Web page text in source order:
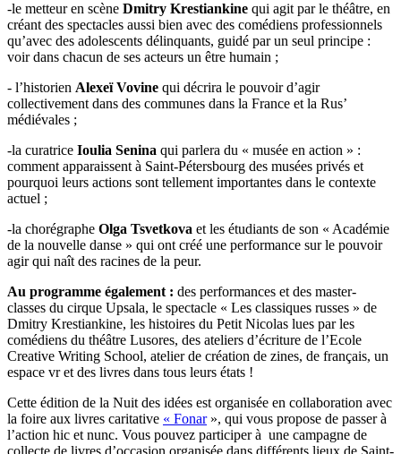
-le metteur en scène Dmitry Krestiankine qui agit par le théâtre, en
créant des spectacles aussi bien avec des comédiens professionnels
qu’avec des adolescents délinquants, guidé par un seul principe :
voir dans chacun de ses acteurs un être humain ;
- l’historien Alexeï Vovine qui décrira le pouvoir d’agir
collectivement dans des communes dans la France et la Rus’
médiévales ;
-la curatrice Ioulia Senina qui parlera du « musée en action » :
comment apparaissent à Saint-Pétersbourg des musées privés et
pourquoi leurs actions sont tellement importantes dans le contexte
actuel ;
-la chorégraphe Olga Tsvetkova et les étudiants de son « Académie
de la nouvelle danse » qui ont créé une performance sur le pouvoir
agir qui naît des racines de la peur.
Au programme également : des performances et des master-
classes du cirque Upsala, le spectacle « Les classiques russes » de
Dmitry Krestiankine, les histoires du Petit Nicolas lues par les
comédiens du théâtre Lusores, des ateliers d’écriture de l’Ecole
Creative Writing School, atelier de création de zines, de français, un
espace vr et des livres dans tous leurs états !
Сette édition de la Nuit des idées est organisée en collaboration avec
la foire aux livres caritative « Fonar», qui vous propose de passer à
l’action hic et nunc. Vous pouvez participer à une campagne de
collecte de livres d’occasion organisée dans différents lieux de Saint-